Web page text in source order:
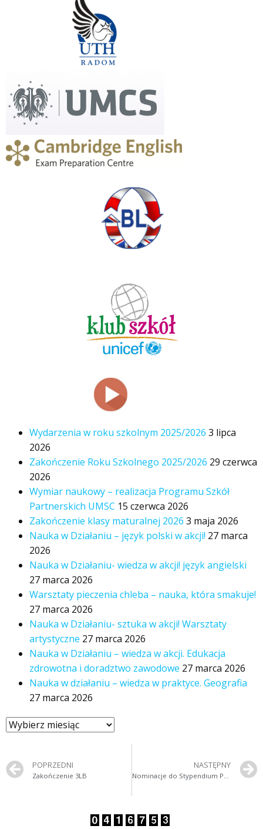
Wydarzenia w roku szkolnym 2025/2026 3 lipca
2026
Zakończenie Roku Szkolnego 2025/2026 29 czerwca
2026
Wymiar naukowy – realizacja Programu Szkół
Partnerskich UMSC 15 czerwca 2026
Zakończenie klasy maturalnej 2026 3 maja 2026
Nauka w Działaniu – język polski w akcji! 27 marca
2026
Nauka w Działaniu- wiedza w akcji! język angielski
27 marca 2026
Warsztaty pieczenia chleba – nauka, która smakuje!
27 marca 2026
Nauka w Działaniu- sztuka w akcji! Warsztaty
artystyczne 27 marca 2026
Nauka w Działaniu – wiedza w akcji. Edukacja
zdrowotna i doradztwo zawodowe 27 marca 2026
Nauka w działaniu – wiedza w praktyce. Geografia
27 marca 2026
POPRZEDNI
Zakończenie 3LB
NASTĘPNY
Nominacje do Stypendium Prezesa Rady Ministrów